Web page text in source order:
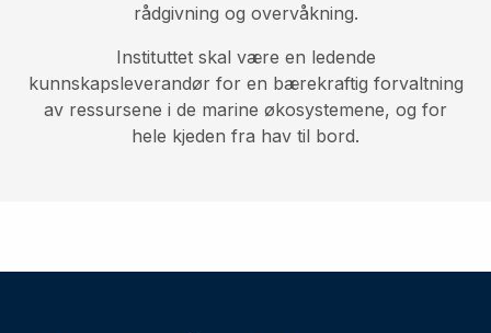
rådgivning og overvåkning.
Instituttet skal være en ledende
kunnskapsleverandør for en bærekraftig forvaltning
av ressursene i de marine økosystemene, og for
hele kjeden fra hav til bord.